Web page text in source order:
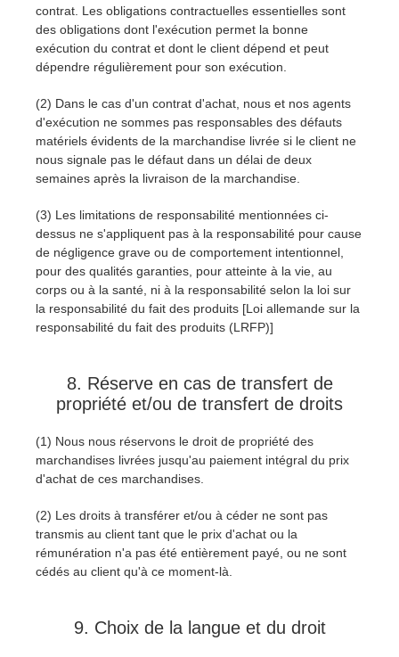
contrat. Les obligations contractuelles essentielles sont
des obligations dont l'exécution permet la bonne
exécution du contrat et dont le client dépend et peut
dépendre régulièrement pour son exécution.
(2) Dans le cas d'un contrat d'achat, nous et nos agents
d'exécution ne sommes pas responsables des défauts
matériels évidents de la marchandise livrée si le client ne
nous signale pas le défaut dans un délai de deux
semaines après la livraison de la marchandise.
(3) Les limitations de responsabilité mentionnées ci-
dessus ne s'appliquent pas à la responsabilité pour cause
de négligence grave ou de comportement intentionnel,
pour des qualités garanties, pour atteinte à la vie, au
corps ou à la santé, ni à la responsabilité selon la loi sur
la responsabilité du fait des produits [Loi allemande sur la
responsabilité du fait des produits (LRFP)]
8. Réserve en cas de transfert de
propriété et/ou de transfert de droits
(1) Nous nous réservons le droit de propriété des
marchandises livrées jusqu'au paiement intégral du prix
d'achat de ces marchandises.
(2) Les droits à transférer et/ou à céder ne sont pas
transmis au client tant que le prix d'achat ou la
rémunération n'a pas été entièrement payé, ou ne sont
cédés au client qu'à ce moment-là.
9. Choix de la langue et du droit